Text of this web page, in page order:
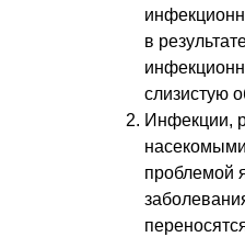
в
слизистую
Инфекции,
проблемой